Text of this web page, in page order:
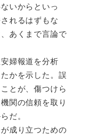
いからといっ
れるはずもな
あくまで言論で
婦報道を分析
かを示した。誤
とが、傷つけら
関の信頼を取り
だ。
成り立つための